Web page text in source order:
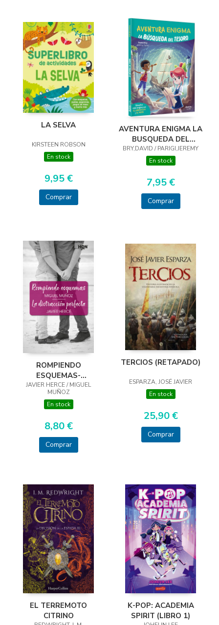
LA SELVA
KIRSTEEN ROBSON
En stock
9,95 €
Comprar
AVENTURA ENIGMA LA
BUSQUEDA DEL
TESORO
BRY,DAVID / PARIGI,JEREMY
En stock
7,95 €
Comprar
ROMPIENDO
ESQUEMAS-
DISTRACCIÓN
PERFECTA
JAVIER HERCE / MIGUEL
MUÑOZ
En stock
8,80 €
Comprar
TERCIOS (RETAPADO)
ESPARZA, JOSÉ JAVIER
En stock
25,90 €
Comprar
EL TERREMOTO
CITRINO
K-POP: ACADEMIA
SPIRIT (LIBRO 1)